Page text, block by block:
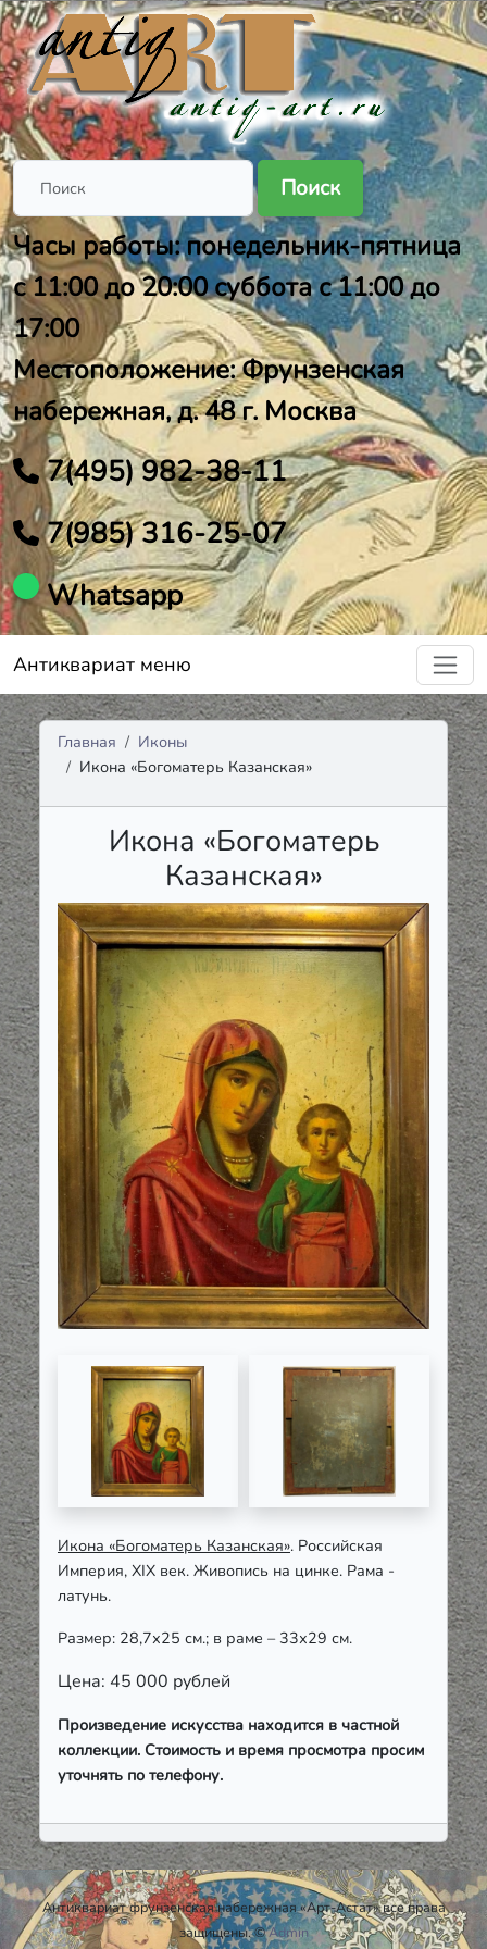
Поиск
Часы работы: понедельник-пятница
с 11:00 до 20:00 суббота с 11:00 до
17:00
Местоположение: Фрунзенская
набережная, д. 48 г. Москва
7(495) 982-38-11
7(985) 316-25-07
Whatsapp
Антиквариат меню
Главная
Иконы
Икона «Богоматерь Казанская»
Икона «Богоматерь
Казанская»
Икона «Богоматерь Казанская». Российская
Империя, XIX век. Живопись на цинке. Рама -
латунь.
Размер: 28,7х25 см.; в раме – 33х29 см.
Цена: 45 000 рублей
Произведение искусства находится в частной
коллекции. Стоимость и время просмотра просим
уточнять по телефону.
Антиквариат фрунзенская набережная «Арт-Астат» все права
защищены. ©Admin